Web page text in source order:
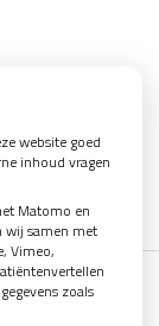
website goed
inhoud vragen
Matomo en
wij samen met
Vimeo,
zoals